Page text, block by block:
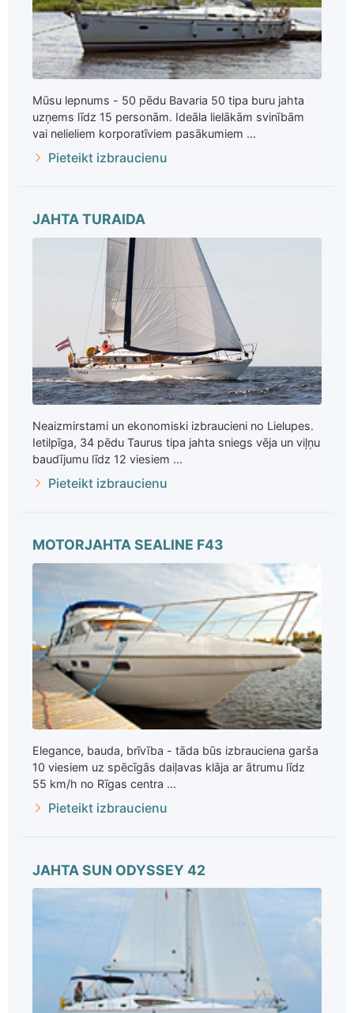
Mūsu lepnums - 50 pēdu Bavaria 50 tipa buru jahta
uzņems līdz 15 personām. Ideāla lielākām svinībām
vai nelieliem korporatīviem pasākumiem ...
Pieteikt izbraucienu
JAHTA TURAIDA
Neaizmirstami un ekonomiski izbraucieni no Lielupes.
Ietilpīga, 34 pēdu Taurus tipa jahta sniegs vēja un viļņu
baudījumu līdz 12 viesiem ...
Pieteikt izbraucienu
MOTORJAHTA SEALINE F43
Elegance, bauda, brīvība - tāda būs izbrauciena garša
10 viesiem uz spēcīgās daiļavas klāja ar ātrumu līdz
55 km/h no Rīgas centra ...
Pieteikt izbraucienu
JAHTA SUN ODYSSEY 42